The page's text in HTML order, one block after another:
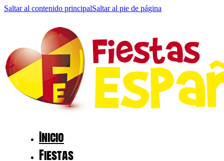
Saltar al contenido principalSaltar al pie de página
Inicio
Fiestas